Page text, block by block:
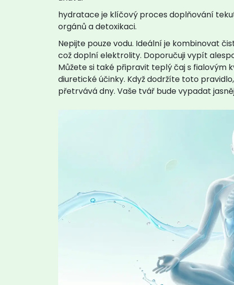
hydrataceje klíčový proces doplňování
orgánů a detoxikaci.
Nepijte pouze vodu. Ideální je kombinovat
což doplní elektrolity. Doporučuji vypít
Můžete si také připravit teplý čaj s
diuretické účinky. Když dodržíte toto
přetrvává dny. Vaše tvář bude vypadat